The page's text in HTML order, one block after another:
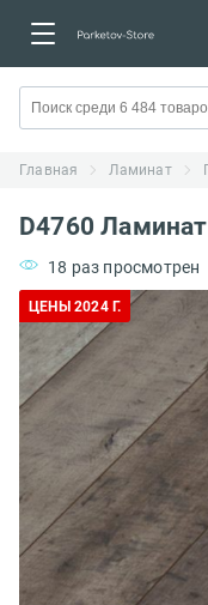
Главная Ламинат
D4760
18 раз просмотрен
ЦЕНЫ 2024 Г.